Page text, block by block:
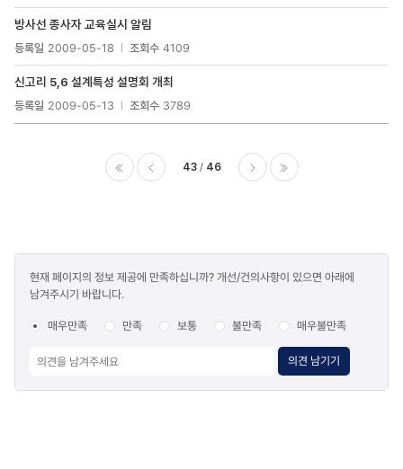
방사선 종사자 교육실시 알림
등록일 2009-05-18 조회수 4109
신고리 5,6 설계특성 설명회 개최
등록일 2009-05-13 조회수 3789
43 46
만족도
조사
현재 페이지의 정보 제공에 만족하십니까? 개선/건의사항이 있으면 아래에
남겨주시기 바랍니다.
매우만족 만족 보통 불만족 매우불만족
의견 남기기